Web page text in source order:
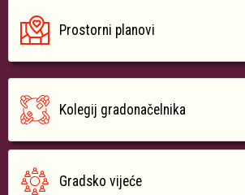
Prostorni planovi
Kolegij gradonačelnika
Gradsko vijeće